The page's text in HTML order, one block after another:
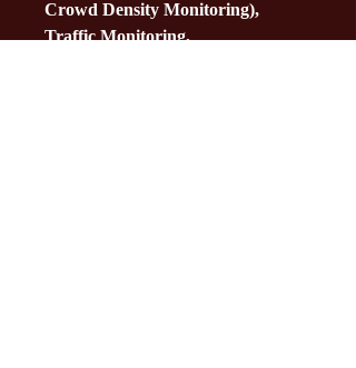
Crowd Density Monitoring),
Traffic Monitoring,